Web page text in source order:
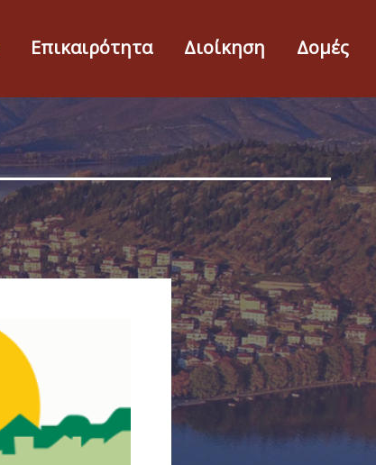
Επικαιρότητα Διοίκηση Δομές